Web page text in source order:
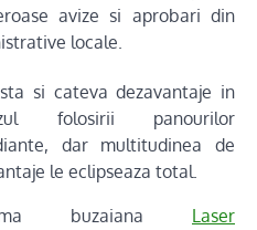
avize si aprobari din
locale.
si cateva dezavantaje in
folosirii panourilor
dar multitudinea de
le eclipseaza total.
buzaiana Laser